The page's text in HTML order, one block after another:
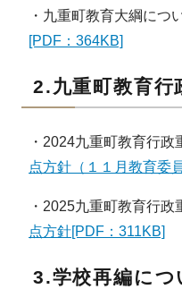
・九重町教育大綱につ
[PDF：364KB]
2.九重町教育行
・2024九重町教育行政
点方針（１１月教育委
・2025九重町教育行政
点方針[PDF：311KB]
3.学校再編につ